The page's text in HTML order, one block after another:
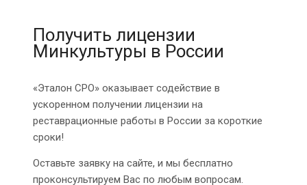
Получить лицензии
Минкультуры в России
«Эталон СРО» оказывает содействие в
ускоренном получении лицензии на
реставрационные работы в России за короткие
сроки!
Оставьте заявку на сайте, и мы бесплатно
проконсультируем Вас по любым вопросам.